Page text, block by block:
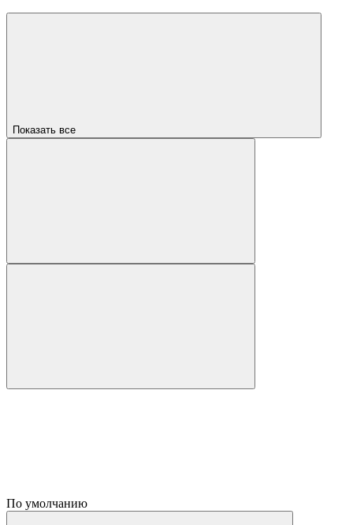
Показать все
По умолчанию